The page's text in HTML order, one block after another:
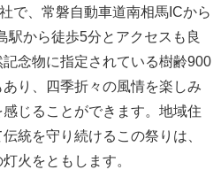
で、常磐自動車道南相馬ICから
駅から徒歩5分とアクセスも良
念物に指定されている樹齢900
り、四季折々の風情を楽しみ
じることができます。地域住
統を守り続けるこの祭りは、
火をともします。